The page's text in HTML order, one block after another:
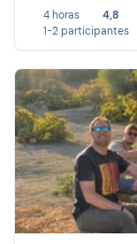
4 horas
4,8
1-2 participantes